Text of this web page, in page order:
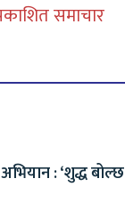
समाचार
अभियान : ‘शुद्ध बोल्छ